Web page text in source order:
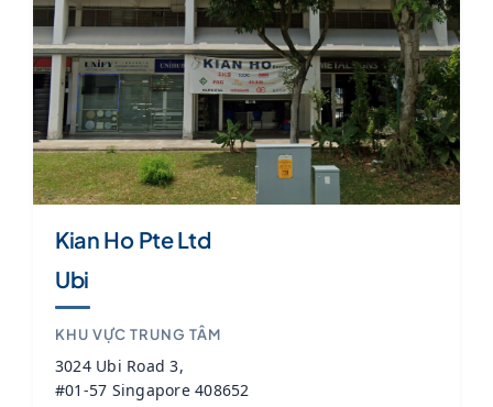
Kian Ho Pte Ltd
Ubi
KHU VỰC TRUNG TÂM
3024 Ubi Road 3,
#01-57 Singapore 408652